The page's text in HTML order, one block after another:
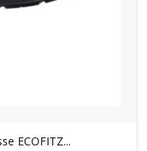
ECOFITZ...